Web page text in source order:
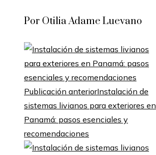
Por Otilia Adame Luevano
Publicación anteriorInstalación de
sistemas livianos para exteriores en
Panamá: pasos esenciales y
recomendaciones